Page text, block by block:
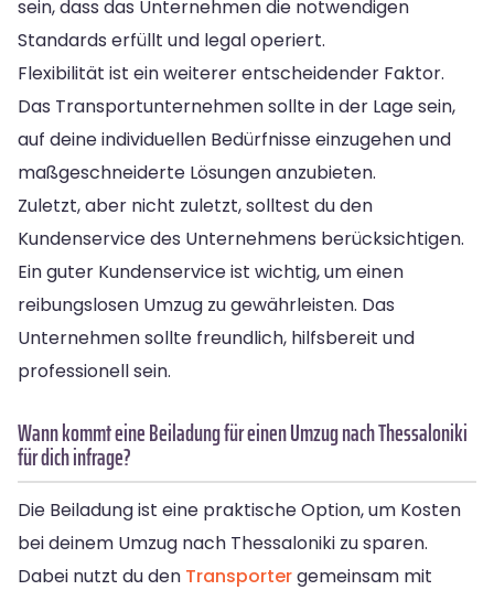
sein, dass das Unternehmen die notwendigen
Standards erfüllt und legal operiert.
Flexibilität ist ein weiterer entscheidender Faktor.
Das Transportunternehmen sollte in der Lage sein,
auf deine individuellen Bedürfnisse einzugehen und
maßgeschneiderte Lösungen anzubieten.
Zuletzt, aber nicht zuletzt, solltest du den
Kundenservice des Unternehmens berücksichtigen.
Ein guter Kundenservice ist wichtig, um einen
reibungslosen Umzug zu gewährleisten. Das
Unternehmen sollte freundlich, hilfsbereit und
professionell sein.
Wann kommt eine Beiladung für einen Umzug nach Thessaloniki
für dich infrage?
Die Beiladung ist eine praktische Option, um Kosten
bei deinem Umzug nach Thessaloniki zu sparen.
Dabei nutzt du den Transportergemeinsam mit